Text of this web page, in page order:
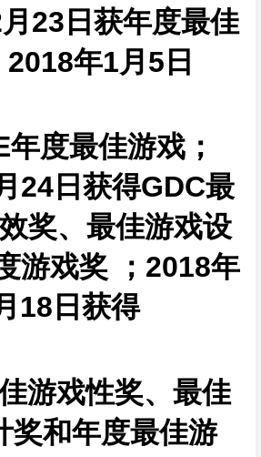
23日获年度最佳
年1月5日
度最佳游戏；
24日获得GDC最
奖、最佳游戏设
游戏奖 ；2018年
18日获得
游戏性奖、最佳
奖和年度最佳游